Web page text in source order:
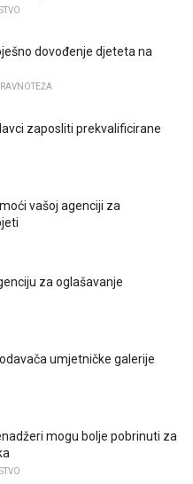
dovođenje djeteta na
zaposliti prekvalificirane
vašoj agenciji za
za oglašavanje
umjetničke galerije
mogu bolje pobrinuti za